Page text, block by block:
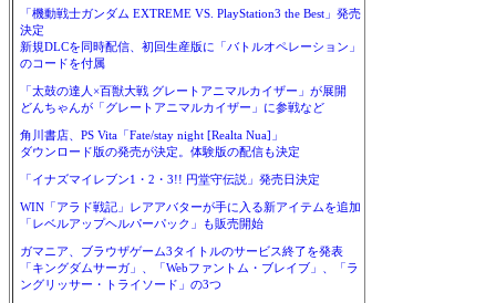
「機動戦士ガンダム EXTREME VS. PlayStation3 the Best」発売
決定
新規DLCを同時配信、初回生産版に「バトルオペレーション」
のコードを付属
「太鼓の達人×百獣大戦 グレートアニマルカイザー」が展開
どんちゃんが「グレートアニマルカイザー」に参戦など
角川書店、PS Vita「Fate/stay night [Realta Nua]」
ダウンロード版の発売が決定。体験版の配信も決定
「イナズマイレブン1・2・3!! 円堂守伝説」発売日決定
WIN「アラド戦記」レアアバターが手に入る新アイテムを追加
「レベルアップヘルパーパック」も販売開始
ガマニア、ブラウザゲーム3タイトルのサービス終了を発表
「キングダムサーガ」、「Webファントム・ブレイブ」、「ラ
ングリッサー・トライソード」の3つ